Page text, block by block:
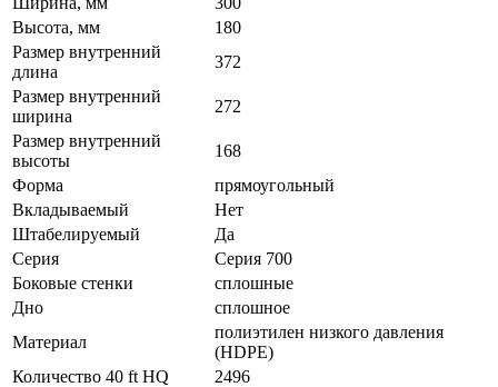
Высота, мм
180
Размер внутренний
длина
372
Размер внутренний
ширина
272
Размер внутренний
высоты
168
Форма
прямоугольный
Вкладываемый
Нет
Штабелируемый
Да
Серия
Серия 700
Боковые стенки
сплошные
Дно
сплошное
Материал
полиэтилен низкого давления
(HDPE)
Количество 40 ft HQ
2496